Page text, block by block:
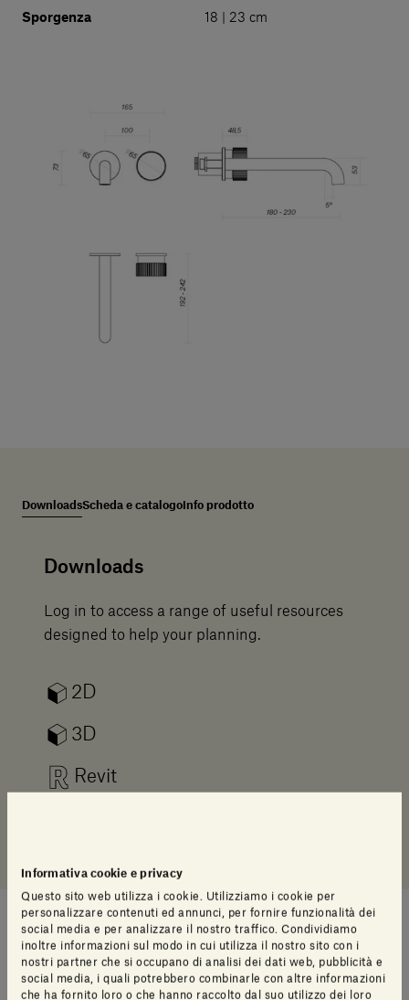
Informativa cookie e privacy
Questo sito web utilizza i cookie. Utilizziamo i cookie per
personalizzare contenuti ed annunci, per fornire funzionalità dei
social media e per analizzare il nostro traffico. Condividiamo
inoltre informazioni sul modo in cui utilizza il nostro sito con i
nostri partner che si occupano di analisi dei dati web, pubblicità e
social media, i quali potrebbero combinarle con altre informazioni
che ha fornito loro o che hanno raccolto dal suo utilizzo dei loro
Sporgenza 18 | 23 cm
DownloadsScheda e catalogo Info prodotto
Downloads
Log in to access a range of useful resources
designed to help your planning.
2D
3D
Revit
Suggerimenti di stile